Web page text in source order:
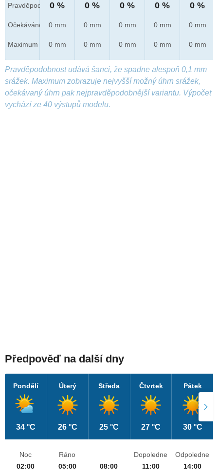
Pravděpod.
Očekáváno
Maximum
0 %
0 mm
0 mm
0 %
0 mm
0 mm
0 %
0 mm
0 mm
0 %
0 mm
0 mm
0 %
0 mm
0 mm
Pravděpodobnost udává šanci, že spadne alespoň 0,1 mm
srážek. Maximum zobrazuje nejvyšší možný úhrn srážek,
očekávaný úhrn pak nejpravděpodobnější variantu. Výpočet
vychází ze 40 výstupů modelu.
Předpověď na další dny
Pondělí
34 °C
Úterý
26 °C
Středa
25 °C
Čtvrtek
27 °C
Pátek
30 °C
Noc
02:00
Ráno
05:00
08:00
Dopoledne
11:00
Odpoledne
14:00